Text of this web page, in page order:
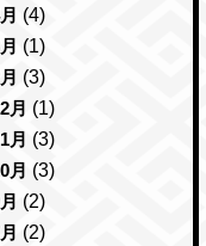
(4)
(1)
(3)
月 (1)
月 (3)
月 (3)
(2)
(2)